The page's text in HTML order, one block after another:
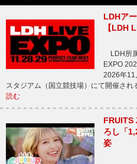
LDHア
【LDH
LDH所
EXPO
2026年11
スタジアム（国立競技場）にて開催さ
読む
FRUITS
ろし「
姿